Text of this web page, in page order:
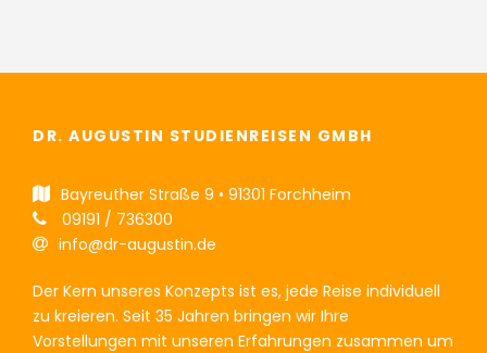
DR. AUGUSTIN STUDIENREISEN GMBH
Bayreuther Straße 9 • 91301 Forchheim
09191 / 736300
info@dr-augustin.de
Der Kern unseres Konzepts ist es, jede Reise individuell
zu kreieren. Seit 35 Jahren bringen wir Ihre
Vorstellungen mit unseren Erfahrungen zusammen um